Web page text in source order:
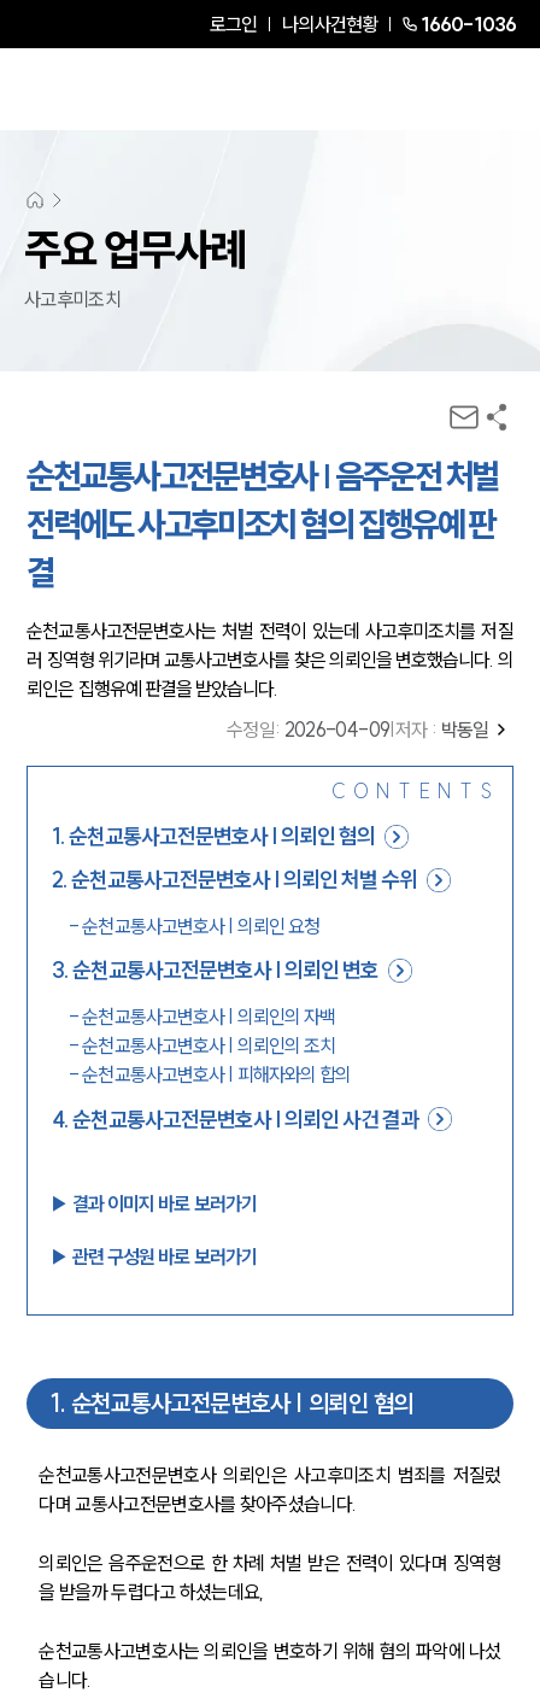
로그인 나의사건현황 1660-1036
주요 업무사례
사고후미조치
순천교통사고전문변호사 | 음주운전 처벌
전력에도 사고후미조치 혐의 집행유예 판
결
순천교통사고전문변호사는 처벌 전력이 있는데 사고후미조치를 저질
러 징역형 위기라며 교통사고변호사를 찾은 의뢰인을 변호했습니다. 의
뢰인은 집행유예 판결을 받았습니다.
수정일: 2026-04-09 저자 : 박동일
CONTENTS
1.순천교통사고전문변호사 | 의뢰인 혐의
2.순천교통사고전문변호사 | 의뢰인 처벌 수위
-순천교통사고변호사 | 의뢰인 요청
3.순천교통사고전문변호사 | 의뢰인 변호
-순천교통사고변호사 | 의뢰인의 자백
-순천교통사고변호사 | 의뢰인의 조치
-순천교통사고변호사 | 피해자와의 합의
4.순천교통사고전문변호사 | 의뢰인 사건 결과
▶︎ 결과 이미지 바로 보러가기
▶︎ 관련 구성원 바로 보러가기
1. 순천교통사고전문변호사 | 의뢰인 혐의
순천교통사고전문변호사 의뢰인은 사고후미조치 범죄를 저질렀
다며 교통사고전문변호사를 찾아주셨습니다.
의뢰인은 음주운전으로 한 차례 처벌 받은 전력이 있다며 징역형
을 받을까 두렵다고 하셨는데요,
순천교통사고변호사는 의뢰인을 변호하기 위해 혐의 파악에 나섰
습니다.